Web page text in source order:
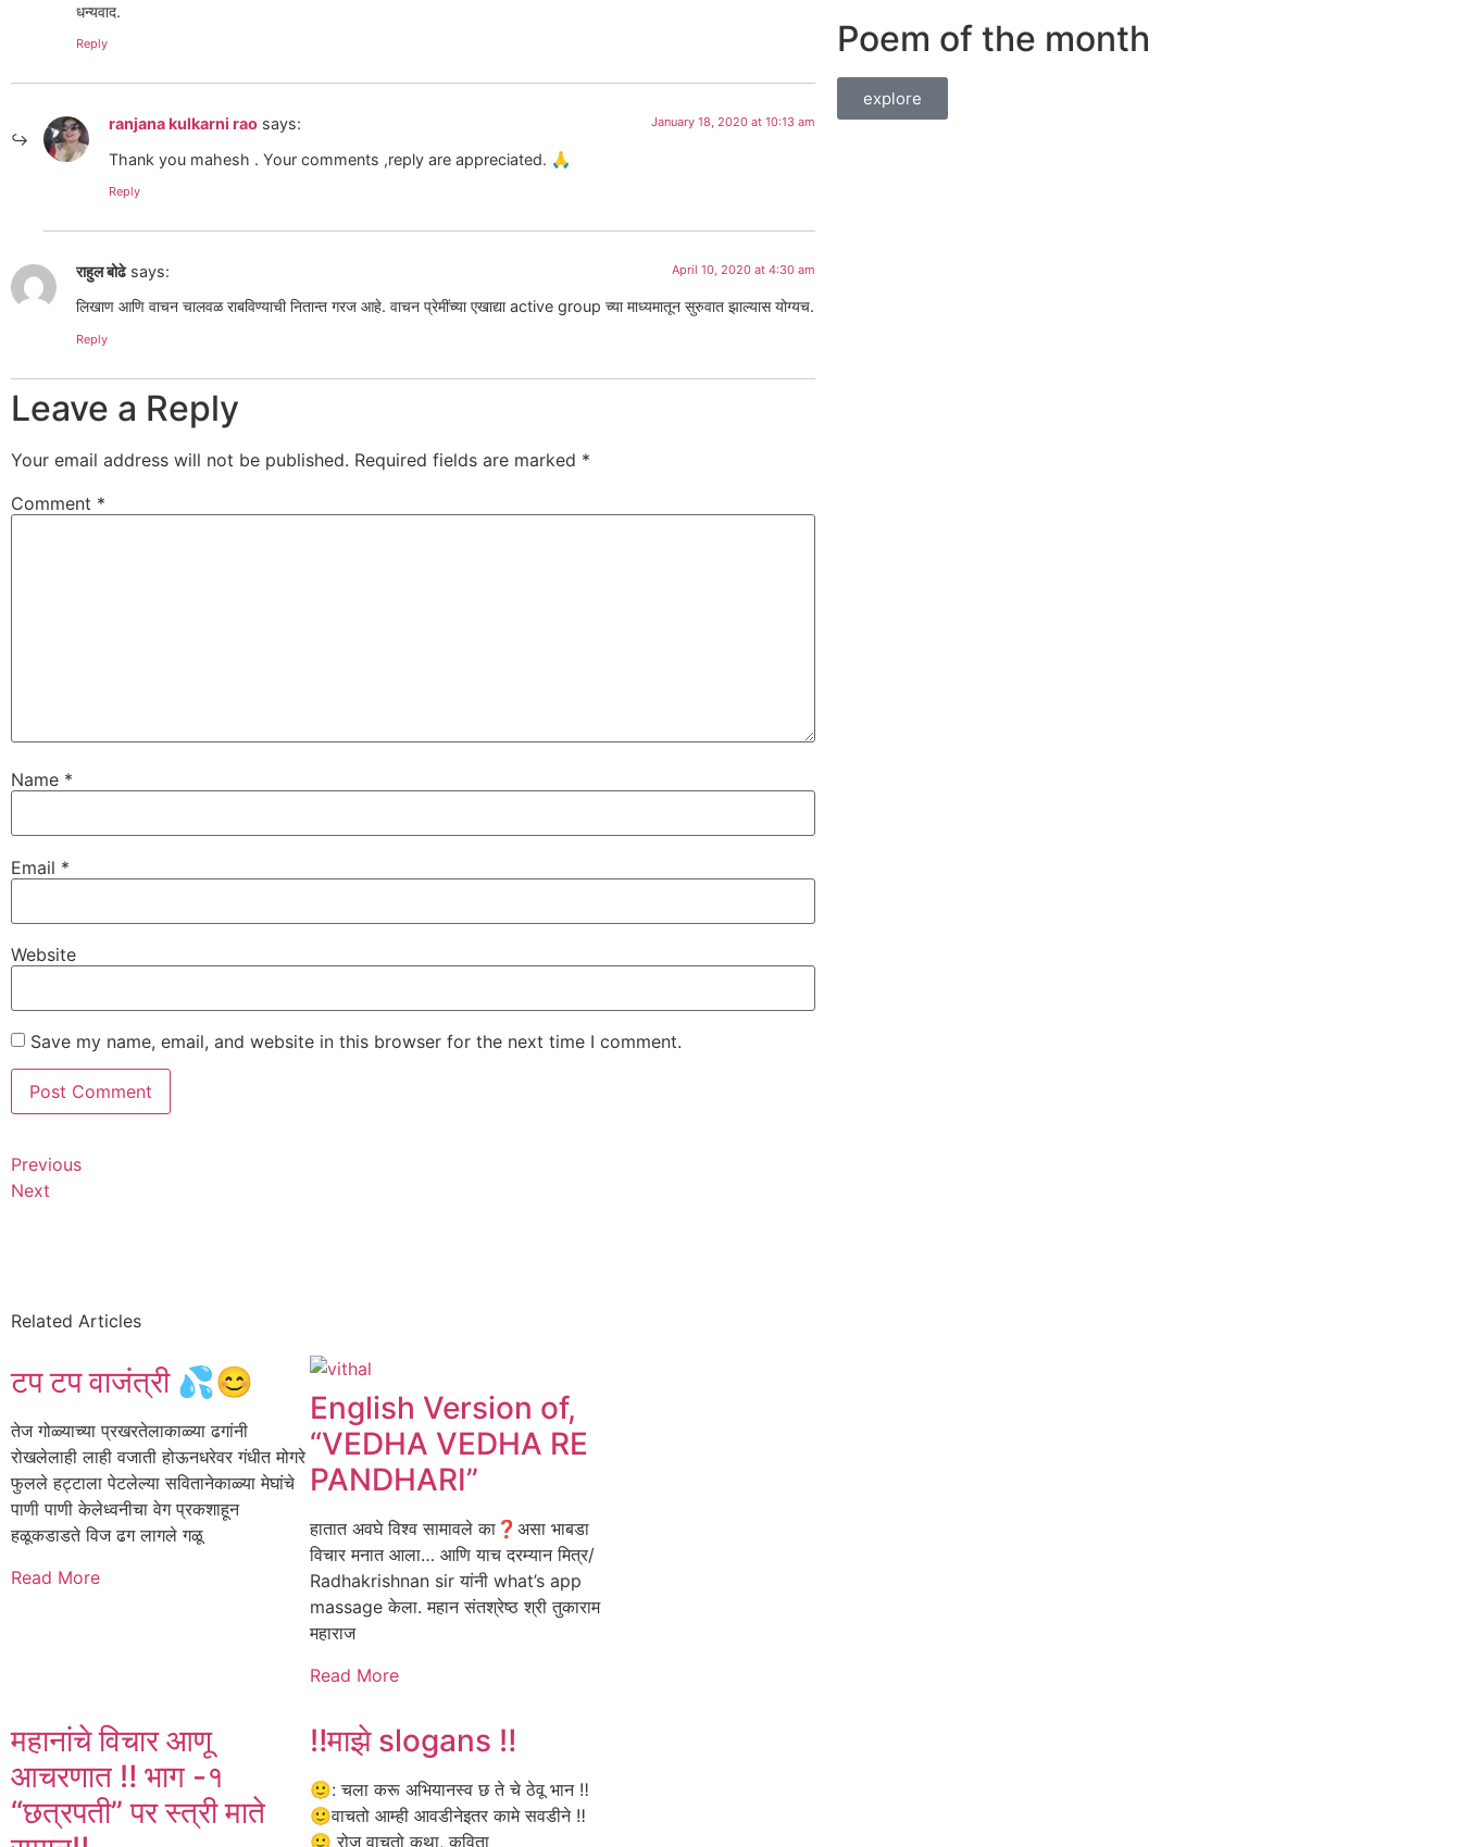
धन्यवाद.
Reply
ranjana kulkarni rao says: January 18, 2020 at 10:13 am
Thank you mahesh . Your comments ,reply are appreciated. 🙏
Reply
राहुल बोढे says: April 10, 2020 at 4:30 am
लिखाण आणि वाचन चालवळ राबविण्याची नितान्त गरज आहे. वाचन प्रेमींच्या एखाद्या active group च्या माध्यमातून सुरुवात झाल्यास योग्यच.
Reply
Leave a Reply
Your email address will not be published. Required fields are marked *
Comment *
Name *
Email *
Website
Save my name, email, and website in this browser for the next time I comment.
Previous
Next
Poem of the month
explore
Related Articles
टप टप वाजंत्री 💦😊
तेज गोळ्याच्या प्रखरतेलाकाळ्या ढगांनी
रोखलेलाही लाही वजाती होऊनधरेवर गंधीत मोगरे
फुलले हट्टाला पेटलेल्या सवितानेकाळ्या मेघांचे
पाणी पाणी केलेध्वनीचा वेग प्रकशाहून
हळूकडाडते विज ढग लागले गळू
Read More
English Version of,
“VEDHA VEDHA RE
PANDHARI”
हातात अवघे विश्व सामावले का❓असा भाबडा
विचार मनात आला… आणि याच दरम्यान मित्र/
Radhakrishnan sir यांनी what’s app
massage केला. महान संतश्रेष्ठ श्री तुकाराम
महाराज
Read More
महानांचे विचार आणू
आचरणात ‼️ भाग -१
“छत्रपती” पर स्त्री माते
‼️माझे slogans ‼️
🙂: चला करू अभियानस्व छ ते चे ठेवू भान ‼️
🙂वाचतो आम्ही आवडीनेइतर कामे सवडीने ‼️
🙂 रोज वाचतो कथा, कविता